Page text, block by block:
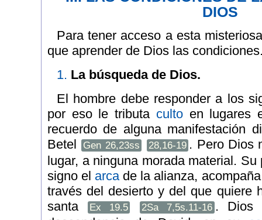
DIOS
Para tener acceso a esta
que aprender de Dios las
1. La búsqueda de Dios.
El hombre debe responder a los
por eso le tributa cultoen lugares
recuerdo de alguna manifestación
Betel
Gen 26,23ss 28,16-19 . Pero Dios
lugar, a ninguna morada material.
signo el arca de la alianza,
través del desierto y del que quiere
santa
Ex 19.5 2Sa 7,5s.11-16 . Dios